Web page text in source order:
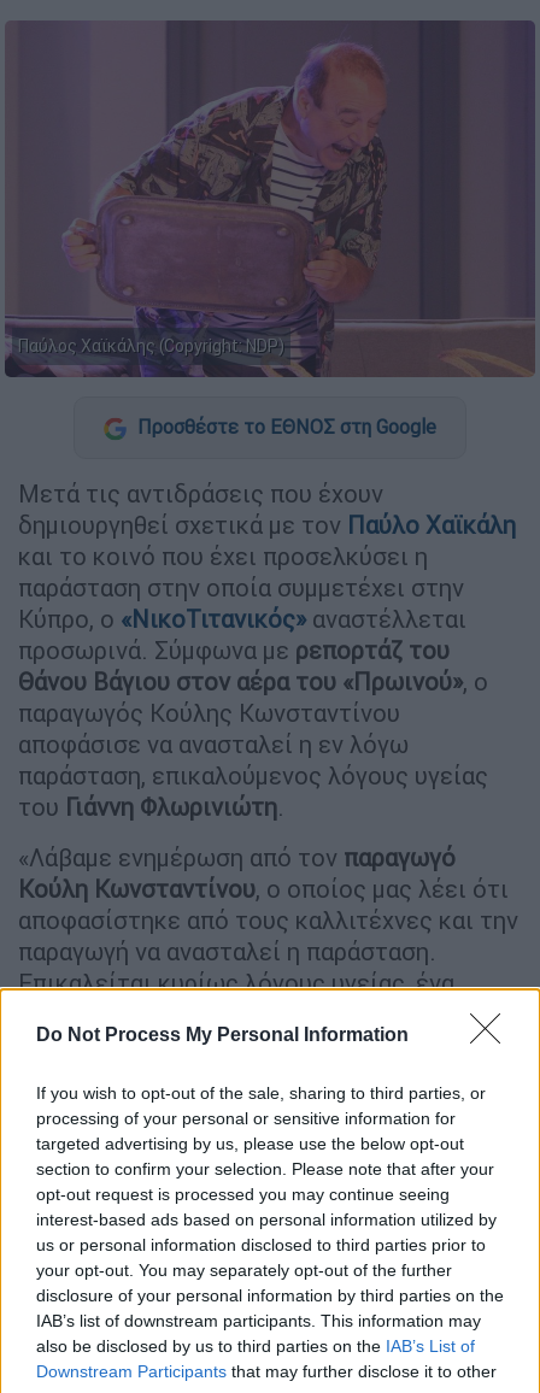
Do Not Process My Personal Information
If you wish to opt-out of the sale, sharing to third parties, or
processing of your personal or sensitive information for
targeted advertising by us, please use the below opt-out
section to confirm your selection. Please note that after your
opt-out request is processed you may continue seeing
interest-based ads based on personal information utilized by
us or personal information disclosed to third parties prior to
your opt-out. You may separately opt-out of the further
disclosure of your personal information by third parties on the
IAB’s list of downstream participants. This information may
also be disclosed by us to third parties on the IAB’s List of
Downstream Participants that may further disclose it to other
Παύλος Χαϊκάλης (Copyright: NDP)
Προσθέστε το ΕΘΝΟΣ στη Google
Μετά τις αντιδράσεις που έχουν
δημιουργηθεί σχετικά με τον Παύλο Χαϊκάλη
και το κοινό που έχει προσελκύσει η
παράσταση στην οποία συμμετέχει στην
Κύπρο, ο «ΝικοΤιτανικός» αναστέλλεται
προσωρινά. Σύμφωνα με ρεπορτάζ του
Θάνου Βάγιου στον αέρα του «Πρωινού», ο
παραγωγός Κούλης Κωνσταντίνου
αποφάσισε να ανασταλεί η εν λόγω
παράσταση, επικαλούμενος λόγους υγείας
του Γιάννη Φλωρινιώτη.
«Λάβαμε ενημέρωση από τον παραγωγό
Κούλη Κωνσταντίνου, ο οποίος μας λέει ότι
αποφασίστηκε από τους καλλιτέχνες και την
παραγωγή να ανασταλεί η παράσταση.
Επικαλείται κυρίως λόγους υγείας, ένα
Φλωρινιώτη. Η κυρία Φιλίνη για
Κύπρο, αλλά και δύο ακόμα άτομα από την
παραγωγή.Επικαλείται ότι έπειτα από
σύσκεψη μεταξύ τους, αποφασίστηκε από
κοινού να ανασταλούν προς το παρόν οι
παραστάσεις. Η ανακοίνωση λέει πως όταν
οι συνθήκες το επιτρέψουν, ο Νικοτιτανικός
θα επιστρέψει», δήλωσε χαρακτηριστικά ο
δημοσιογράφος.